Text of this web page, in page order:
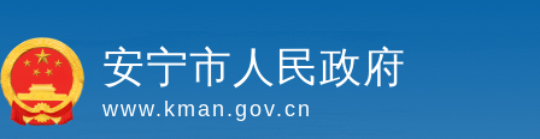
安宁市人民政府
www.kman.gov.cn